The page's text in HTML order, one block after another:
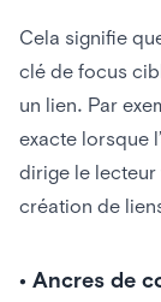
Cela signifie
clé de focus
un lien. Par
exacte lorsque
dirige le lecteur
création de
• Ancres de